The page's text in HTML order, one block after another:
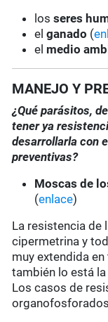
losseres
elganado (
el medio
MANEJO Y
¿Qué parásitos,
tener ya
desarrollarla con
preventivas?
Moscas de
(enlace)
La resistencia de
cipermetrina y
muy extendida
también lo está
Los casos de